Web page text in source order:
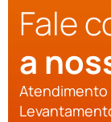
Fale
a
Atendimento